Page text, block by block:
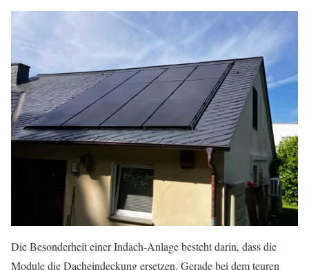
Die Besonderheit einer Indach-Anlage besteht darin, dass die
Module die Dacheindeckung ersetzen. Gerade bei dem teuren